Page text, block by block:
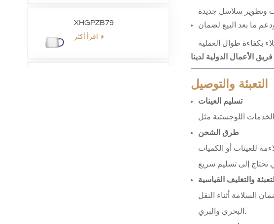
XHGPZB79 إلى الإنتاج، وتوفير خدمة عبر الإنترنت على مدار 24 ساعة ودعم ما بعد البيع لضمان
الأعمال الدولية لدينا
التعبئة والتوصيل
تسليم العينات
طرق الشحن
للعينات أو الكميات
والتغليف القياسية
السلامة أثناء النقل
البحري والبري.